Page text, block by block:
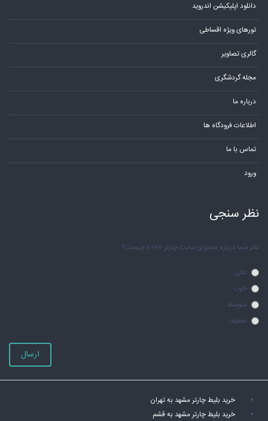
دانلود اپلیکیشن اندروید
تورهای ویژه اقساطی
گالری تصاویر
مجله گردشگری
درباره ما
اطلاعات فرودگاه ها
تماس با ما
ورود
نظر سنجی
نظر شما درباره محتوای سایت چارتر 2020 چیست؟
عالی
خوب
متوسط
ضعیف
ارسال
خرید بلیط چارتر مشهد به تهران
خرید بلیط چارتر مشهد به قشم